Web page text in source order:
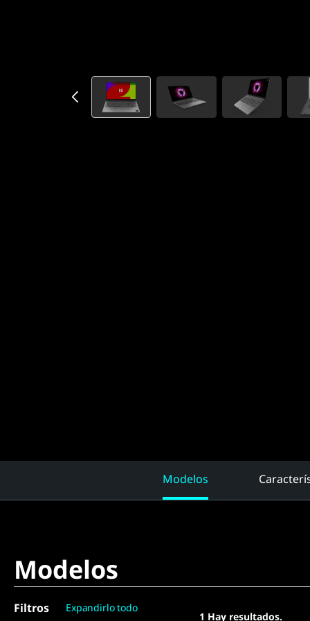
Modelos
Modelos
Filtros Expandirlo todo
1 Hay resultados.